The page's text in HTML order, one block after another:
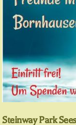
Steinway Park